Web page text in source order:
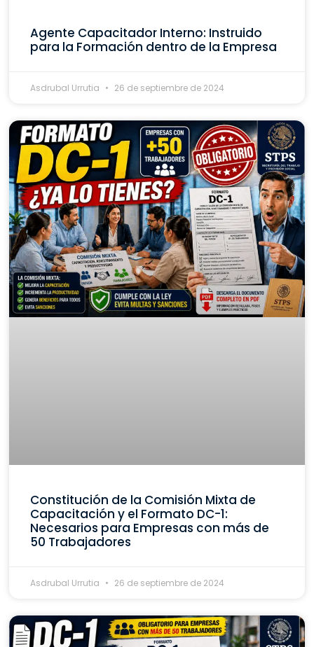
Agente Capacitador Interno: Instruido
para la Formación dentro de la Empresa
Asdrubal Urrutia 26 de septiembre de 2024
Constitución de la Comisión Mixta de
Capacitación y el Formato DC-1:
Necesarios para Empresas con más de
50 Trabajadores
Asdrubal Urrutia 26 de septiembre de 2024